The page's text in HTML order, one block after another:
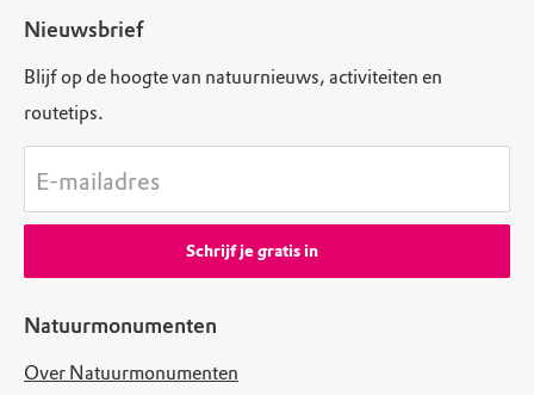
Natuurmonumenten
Over Natuurmonumenten
Nieuwsbrief
Blijf op de hoogte van natuurnieuws, activiteiten en
routetips.
E-mailadres
Schrijf je gratis in